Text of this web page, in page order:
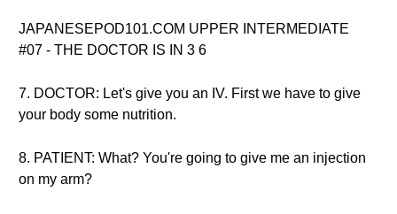
JAPANESEPOD101.COM UPPER INTERMEDIATE
#07 - THE DOCTOR IS IN 3 6
7. DOCTOR: Let's give you an IV. First we have to give
your body some nutrition.
8. PATIENT: What? You're going to give me an injection
on my arm?